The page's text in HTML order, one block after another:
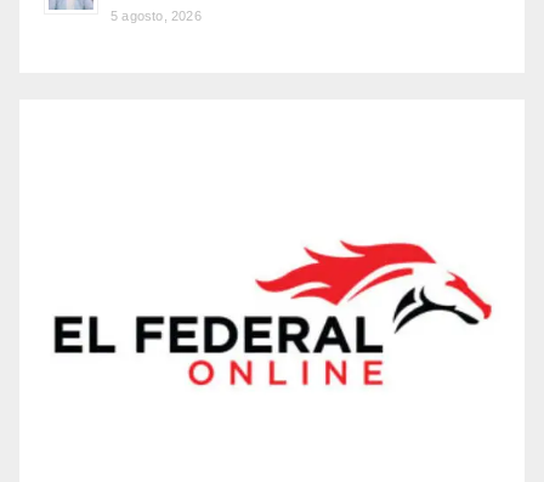
5 agosto, 2026